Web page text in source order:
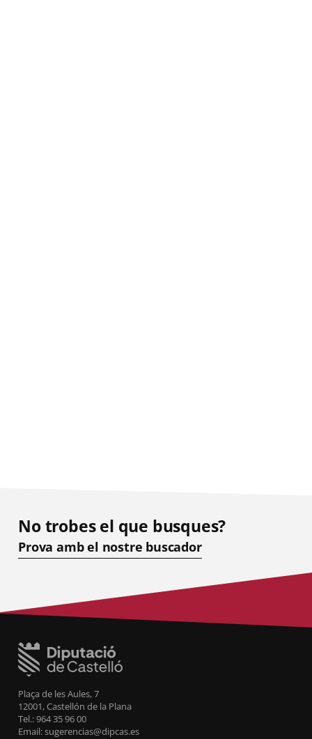
No trobes el que busques?
Prova amb el nostre buscador
Plaça de les Aules, 7
12001, Castellón de la Plana
Tel.: 964 35 96 00
Email: sugerencias@dipcas.es